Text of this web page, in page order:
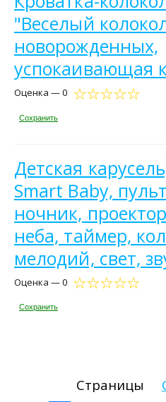
"Веселый
новорожденных,
успокаивающая
Оценка — 0
Сохранить
Детская
Smart Baby,
ночник,
неба, таймер,
мелодий, свет,
Оценка — 0
Сохранить
Страницы